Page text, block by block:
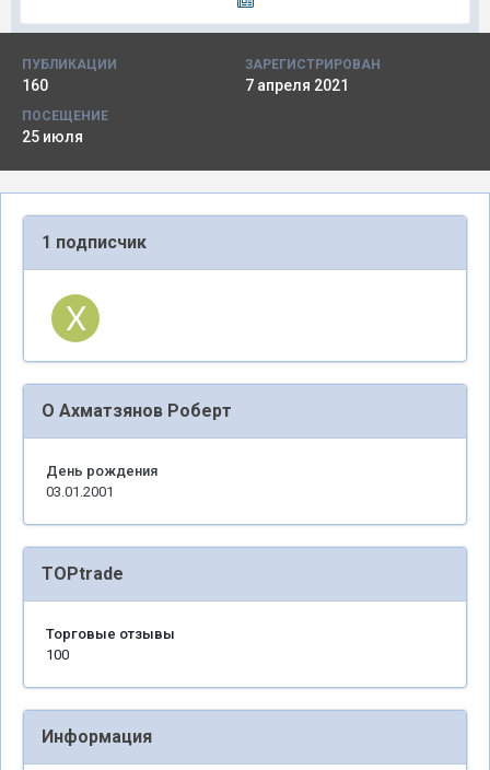
ПУБЛИКАЦИИ
160
ЗАРЕГИСТРИРОВАН
7 апреля 2021
ПОСЕЩЕНИЕ
25 июля
1 подписчик
О Ахматзянов Роберт
День рождения
03.01.2001
TOPtrade
Торговые отзывы
100
Информация